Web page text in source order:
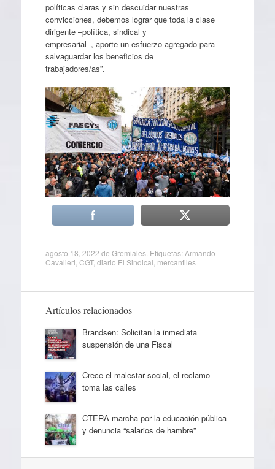
políticas claras y sin descuidar nuestras
convicciones, debemos lograr que toda la clase
dirigente –política, sindical y
empresarial–, aporte un esfuerzo agregado para
salvaguardar los beneficios de
trabajadores/as”.
agosto 18, 2022 de Gremiales. Etiquetas:Armando
Cavalieri CGT, diario El Sindical mercantiles
Artículos relacionados
Brandsen: Solicitan la inmediata
suspensión de una Fiscal
Crece el malestar social, el reclamo
toma las calles
CTERA marcha por la educación pública
y denuncia “salarios de hambre”